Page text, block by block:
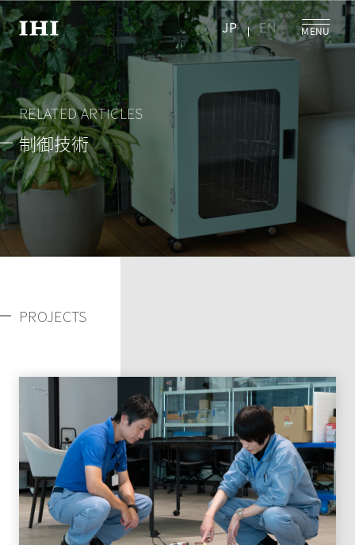
JP EN
RELATED ARTICLES
制御技術
PROJECTS